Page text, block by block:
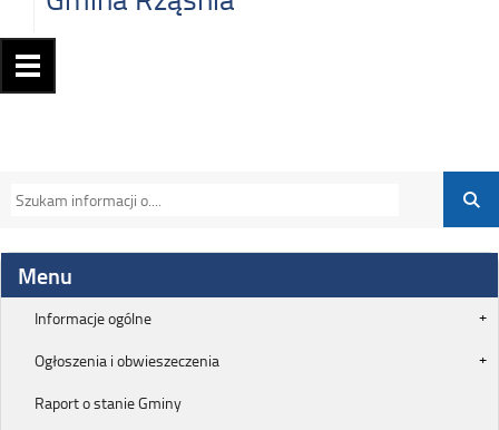
Menu
Informacje ogólne
Ogłoszenia i obwieszeczenia
Raport o stanie Gminy